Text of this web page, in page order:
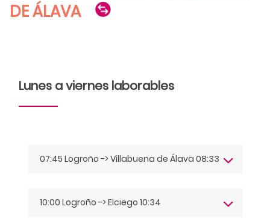
DE ÁLAVA
Lunes a viernes laborables
07:45 Logroño -> Villabuena de Álava 08:33
10:00 Logroño -> Elciego 10:34